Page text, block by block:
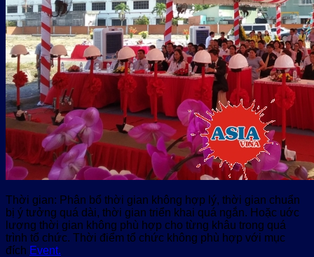
Thời gian: Phân bổ thời gian không hợp lý, thời gian chuẩn
bị ý tưởng quá dài, thời gian triển khai quá ngắn. Hoặc uớc
lượng thời gian không phù hợp cho từng khâu trong quá
trình tổ chức. Thời điểm tổ chức không phù hợp với mục
đích Event.